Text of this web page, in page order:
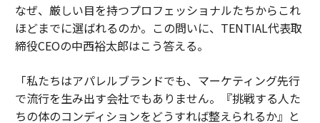
なぜ、厳しい目を持つプロフェッショナルたちからこれ
ほどまでに選ばれるのか。この問いに、TENTIAL代表取
締役CEOの中西裕太郎はこう答える。
「私たちはアパレルブランドでも、マーケティング先行
で流行を生み出す会社でもありません。『挑戦する人た
ちの体のコンディションをどうすれば整えられるか』と